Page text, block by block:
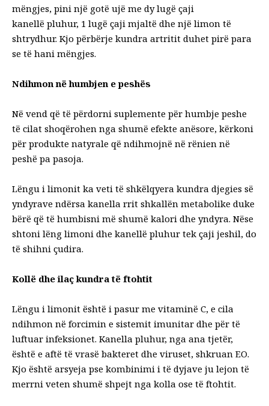
mëngjes, pini një gotë ujë me dy lugë çaji
kanellë pluhur, 1 lugë çaji mjaltë dhe një limon të
shtrydhur. Kjo përbërje kundra artritit duhet pirë para
se të hani mëngjes.
Ndihmon në humbjen e peshës
Në vend që të përdorni suplemente për humbje peshe
të cilat shoqërohen nga shumë efekte anësore, kërkoni
për produkte natyrale që ndihmojnë në rënien në
peshë pa pasoja.
Lëngu i limonit ka veti të shkëlqyera kundra djegies së
yndyrave ndërsa kanella rrit shkallën metabolike duke
bërë që të humbisni më shumë kalori dhe yndyra. Nëse
shtoni lëng limoni dhe kanellë pluhur tek çaji jeshil, do
të shihni çudira.
Kollë dhe ilaç kundra të ftohtit
Lëngu i limonit është i pasur me vitaminë C, e cila
ndihmon në forcimin e sistemit imunitar dhe për të
luftuar infeksionet. Kanella pluhur, nga ana tjetër,
është e aftë të vrasë bakteret dhe viruset, shkruan EO.
Kjo është arsyeja pse kombinimi i të dyjave ju lejon të
merrni veten shumë shpejt nga kolla ose të ftohtit.